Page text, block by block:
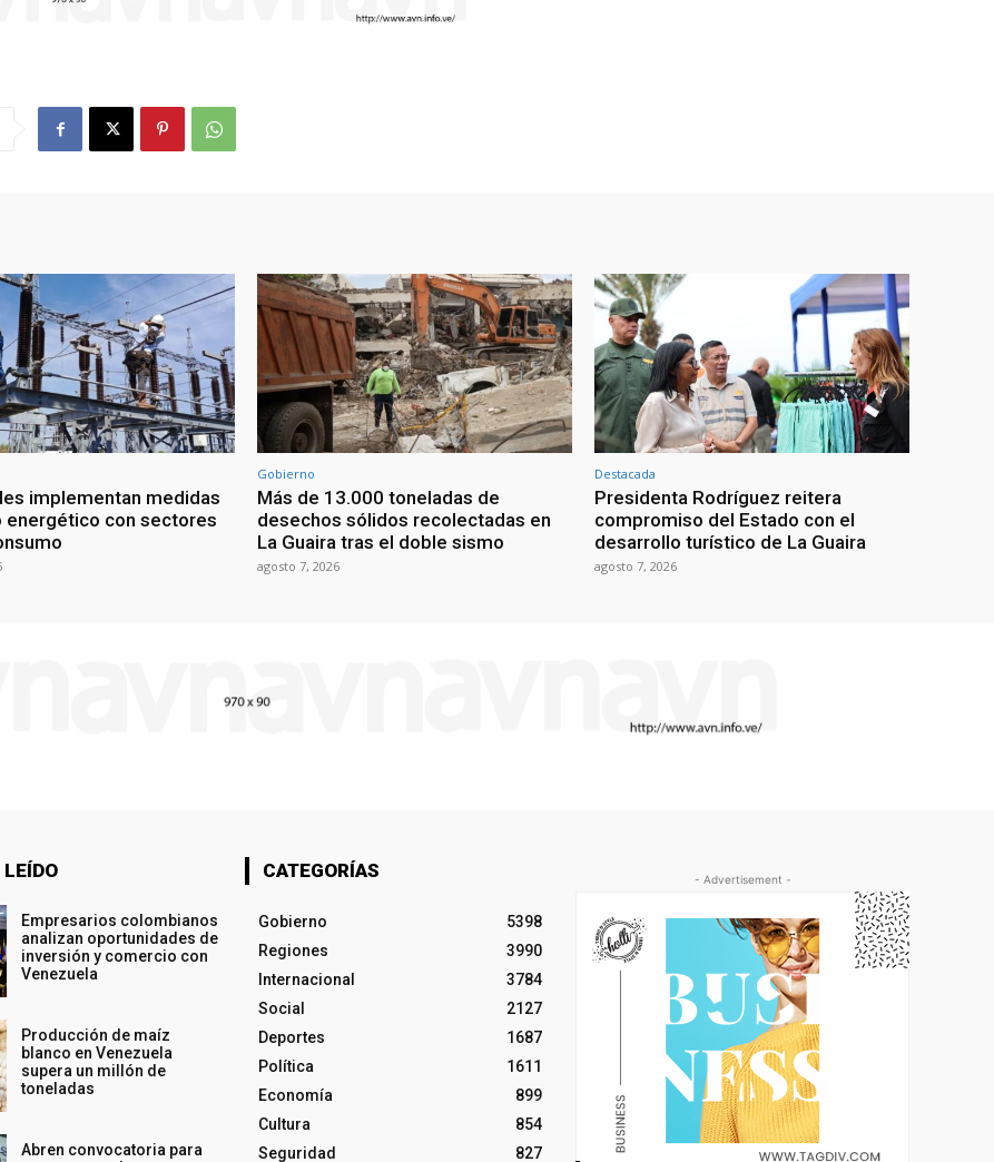
implementan medidas
energético con sectores
Gobierno
Más de 13.000 toneladas de
desechos sólidos recolectadas en
La Guaira tras el doble sismo
agosto 7, 2026
Destacada
Presidenta Rodríguez reitera
compromiso del Estado con el
desarrollo turístico de La Guaira
agosto 7, 2026
Empresarios colombianos
analizan oportunidades de
inversión y comercio con
Venezuela
Producción de maíz
blanco en Venezuela
supera un millón de
toneladas
Abren convocatoria para
CATEGORÍAS
Gobierno
5398
Regiones
3990
Internacional
3784
Social
2127
Deportes
1687
Política
1611
Economía
899
Cultura
854
Seguridad
827
- Advertisement -